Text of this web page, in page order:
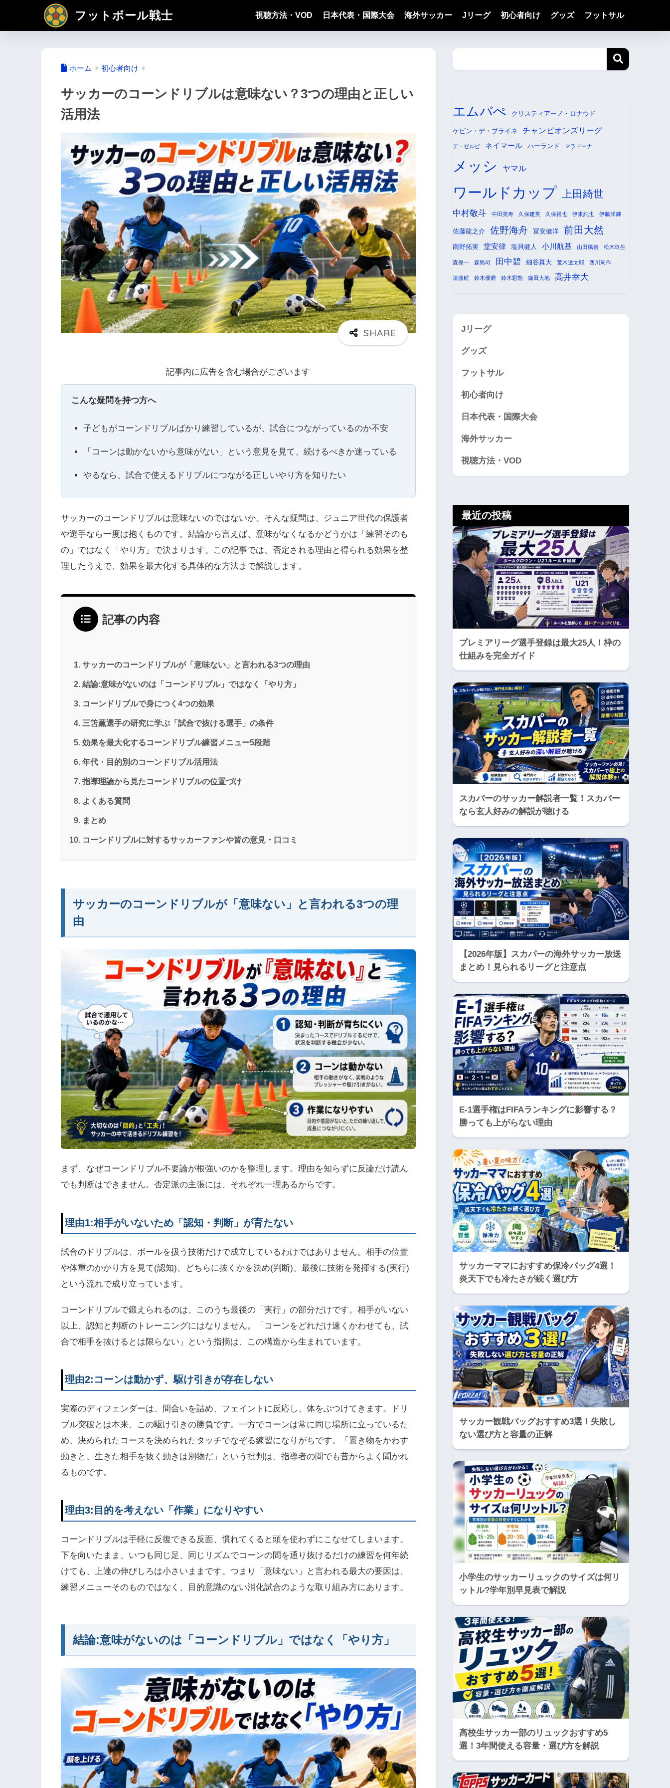
フットボール戦士 視聴方法・VOD 日本代表・国際大会 海外サッカー Jリーグ 初心者向け グッズ フットサル
ホーム 初心者向け
サッカーのコーンドリブルは意味ない？3つの理由と正しい
活用法
記事内に広告を含む場合がございます
こんな疑問を持つ方へ
子どもがコーンドリブルばかり練習しているが、試合につながっているのか不安
「コーンは動かないから意味がない」という意見を見て、続けるべきか迷っている
やるなら、試合で使えるドリブルにつながる正しいやり方を知りたい
サッカーのコーンドリブルは意味ないのではないか。そんな疑問は、ジュニア世代の保護者
や選手なら一度は抱くものです。結論から言えば、意味がなくなるかどうかは「練習そのも
の」ではなく「やり方」で決まります。この記事では、否定される理由と得られる効果を整
理したうえで、効果を最大化する具体的な方法まで解説します。
記事の内容
サッカーのコーンドリブルが「意味ない」と言われる3つの理由
結論:意味がないのは「コーンドリブル」ではなく「やり方」
コーンドリブルで身につく4つの効果
三笘薫選手の研究に学ぶ「試合で抜ける選手」の条件
効果を最大化するコーンドリブル練習メニュー5段階
年代・目的別のコーンドリブル活用法
指導理論から見たコーンドリブルの位置づけ
よくある質問
まとめ
コーンドリブルに対するサッカーファンや皆の意見・口コミ
サッカーのコーンドリブルが「意味ない」と言われる3つの理
由
まず、なぜコーンドリブル不要論が根強いのかを整理します。理由を知らずに反論だけ読ん
でも判断はできません。否定派の主張には、それぞれ一理あるからです。
理由1:相手がいないため「認知・判断」が育たない
試合のドリブルは、ボールを扱う技術だけで成立しているわけではありません。相手の位置
や体重のかかり方を見て(認知)、どちらに抜くかを決め(判断)、最後に技術を発揮する(実行)
という流れで成り立っています。
コーンドリブルで鍛えられるのは、このうち最後の「実行」の部分だけです。相手がいない
以上、認知と判断のトレーニングにはなりません。「コーンをどれだけ速くかわせても、試
合で相手を抜けるとは限らない」という指摘は、この構造から生まれています。
理由2:コーンは動かず、駆け引きが存在しない
実際のディフェンダーは、間合いを詰め、フェイントに反応し、体をぶつけてきます。ドリ
ブル突破とは本来、この駆け引きの勝負です。一方でコーンは常に同じ場所に立っているた
め、決められたコースを決められたタッチでなぞる練習になりがちです。「置き物をかわす
動きと、生きた相手を抜く動きは別物だ」という批判は、指導者の間でも昔からよく聞かれ
るものです。
理由3:目的を考えない「作業」になりやすい
コーンドリブルは手軽に反復できる反面、慣れてくると頭を使わずにこなせてしまいます。
下を向いたまま、いつも同じ足、同じリズムでコーンの間を通り抜けるだけの練習を何年続
けても、上達の伸びしろは小さいままです。つまり「意味ない」と言われる最大の要因は、
練習メニューそのものではなく、目的意識のない消化試合のような取り組み方にあります。
結論:意味がないのは「コーンドリブル」ではなく「やり方」
エムバぺ クリスティアーノ・ロナウド
ケビン・デ・ブライネ チャンピオンズリーグ
デ・ゼルビ ネイマール ハーランド マラドーナ
メッシ ヤマル
ワールドカップ 上田綺世
中村敬斗 中田英寿 久保建英 久保裕也 伊東純也 伊藤洋輝
佐藤龍之介 佐野海舟 冨安健洋 前田大然
南野拓実 堂安律 塩貝健人 小川航基 山田楓喜 松木玖生
森保一 森島司 田中碧 細谷真大 荒木遼太郎 西川周作
遠藤航 鈴木優磨 鈴木彩艶 鎌田大地 高井幸大
Jリーグ
グッズ
フットサル
初心者向け
日本代表・国際大会
海外サッカー
視聴方法・VOD
最近の投稿
プレミアリーグ選手登録は最大25人！枠の
仕組みを完全ガイド
スカパーのサッカー解説者一覧！スカパー
なら玄人好みの解説が聴ける
【2026年版】スカパーの海外サッカー放送
まとめ！見られるリーグと注意点
E-1選手権はFIFAランキングに影響する？
勝っても上がらない理由
サッカーママにおすすめ保冷バッグ4選！
炎天下でも冷たさが続く選び方
サッカー観戦バッグおすすめ3選！失敗し
ない選び方と容量の正解
小学生のサッカーリュックのサイズは何リ
ットル?学年別早見表で解説
高校生サッカー部のリュックおすすめ5
選！3年間使える容量・選び方を解説